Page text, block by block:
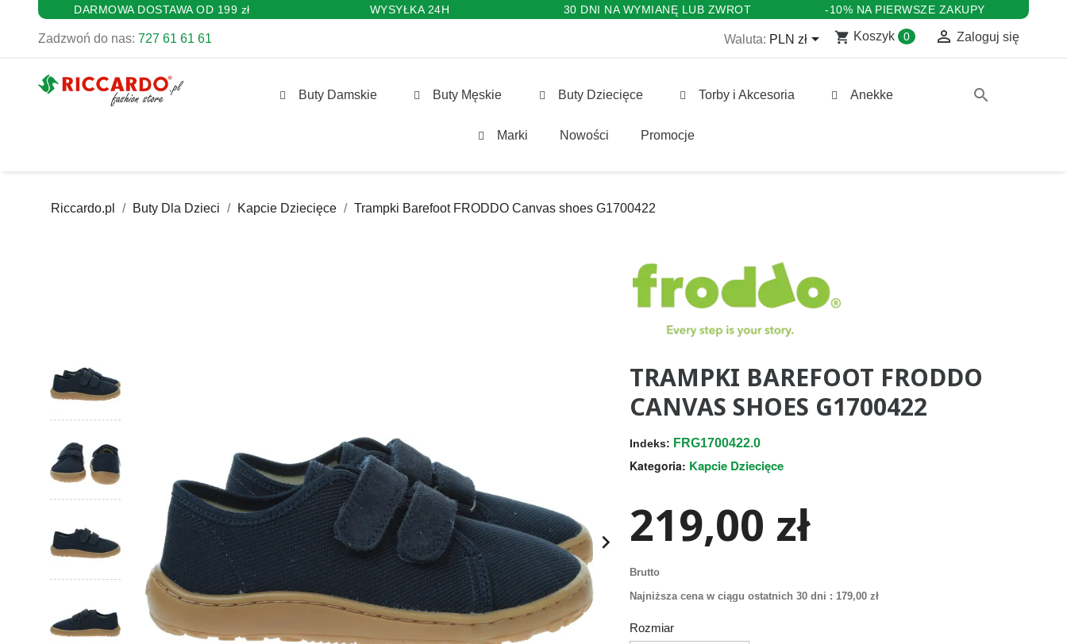
DARMOWA DOSTAWA OD 199 zł WYSYŁKA 24H 30 DNI NA WYMIANĘ LUB ZWROT -10% NA PIERWSZE ZAKUPY
Zadzwoń do nas: 727 61 61 61 Waluta: PLN zł shopping_cart Koszyk 0  Zaloguj się
Buty Damskie Buty Męskie Buty Dziecięce Torby i Akcesoria Anekke
Marki Nowości Promocje
search
Riccardo.pl Buty Dla Dzieci Kapcie Dziecięce Trampki Barefoot FRODDO Canvas shoes G1700422

TRAMPKI BAREFOOT FRODDO
CANVAS SHOES G1700422
Indeks: FRG1700422.0
Kategoria: Kapcie Dziecięce
219,00 zł
Brutto
Najniższa cena w ciągu ostatnich 30 dni : 179,00 zł
Rozmiar